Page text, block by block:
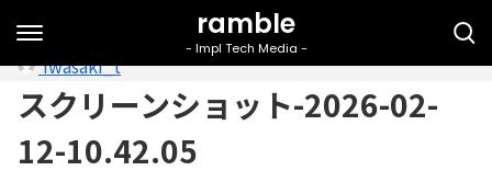
iwasaki_t
スクリーンショット-2026-02-
12-10.42.05